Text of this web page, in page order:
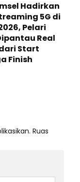
Hadirkan
5G di
Pelari
Real
Start
Finish
Ruas